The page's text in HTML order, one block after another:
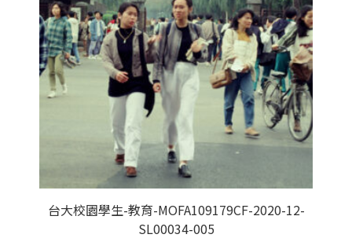
台大校園學生-教育-MOFA109179CF-2020-12-
SL00034-005